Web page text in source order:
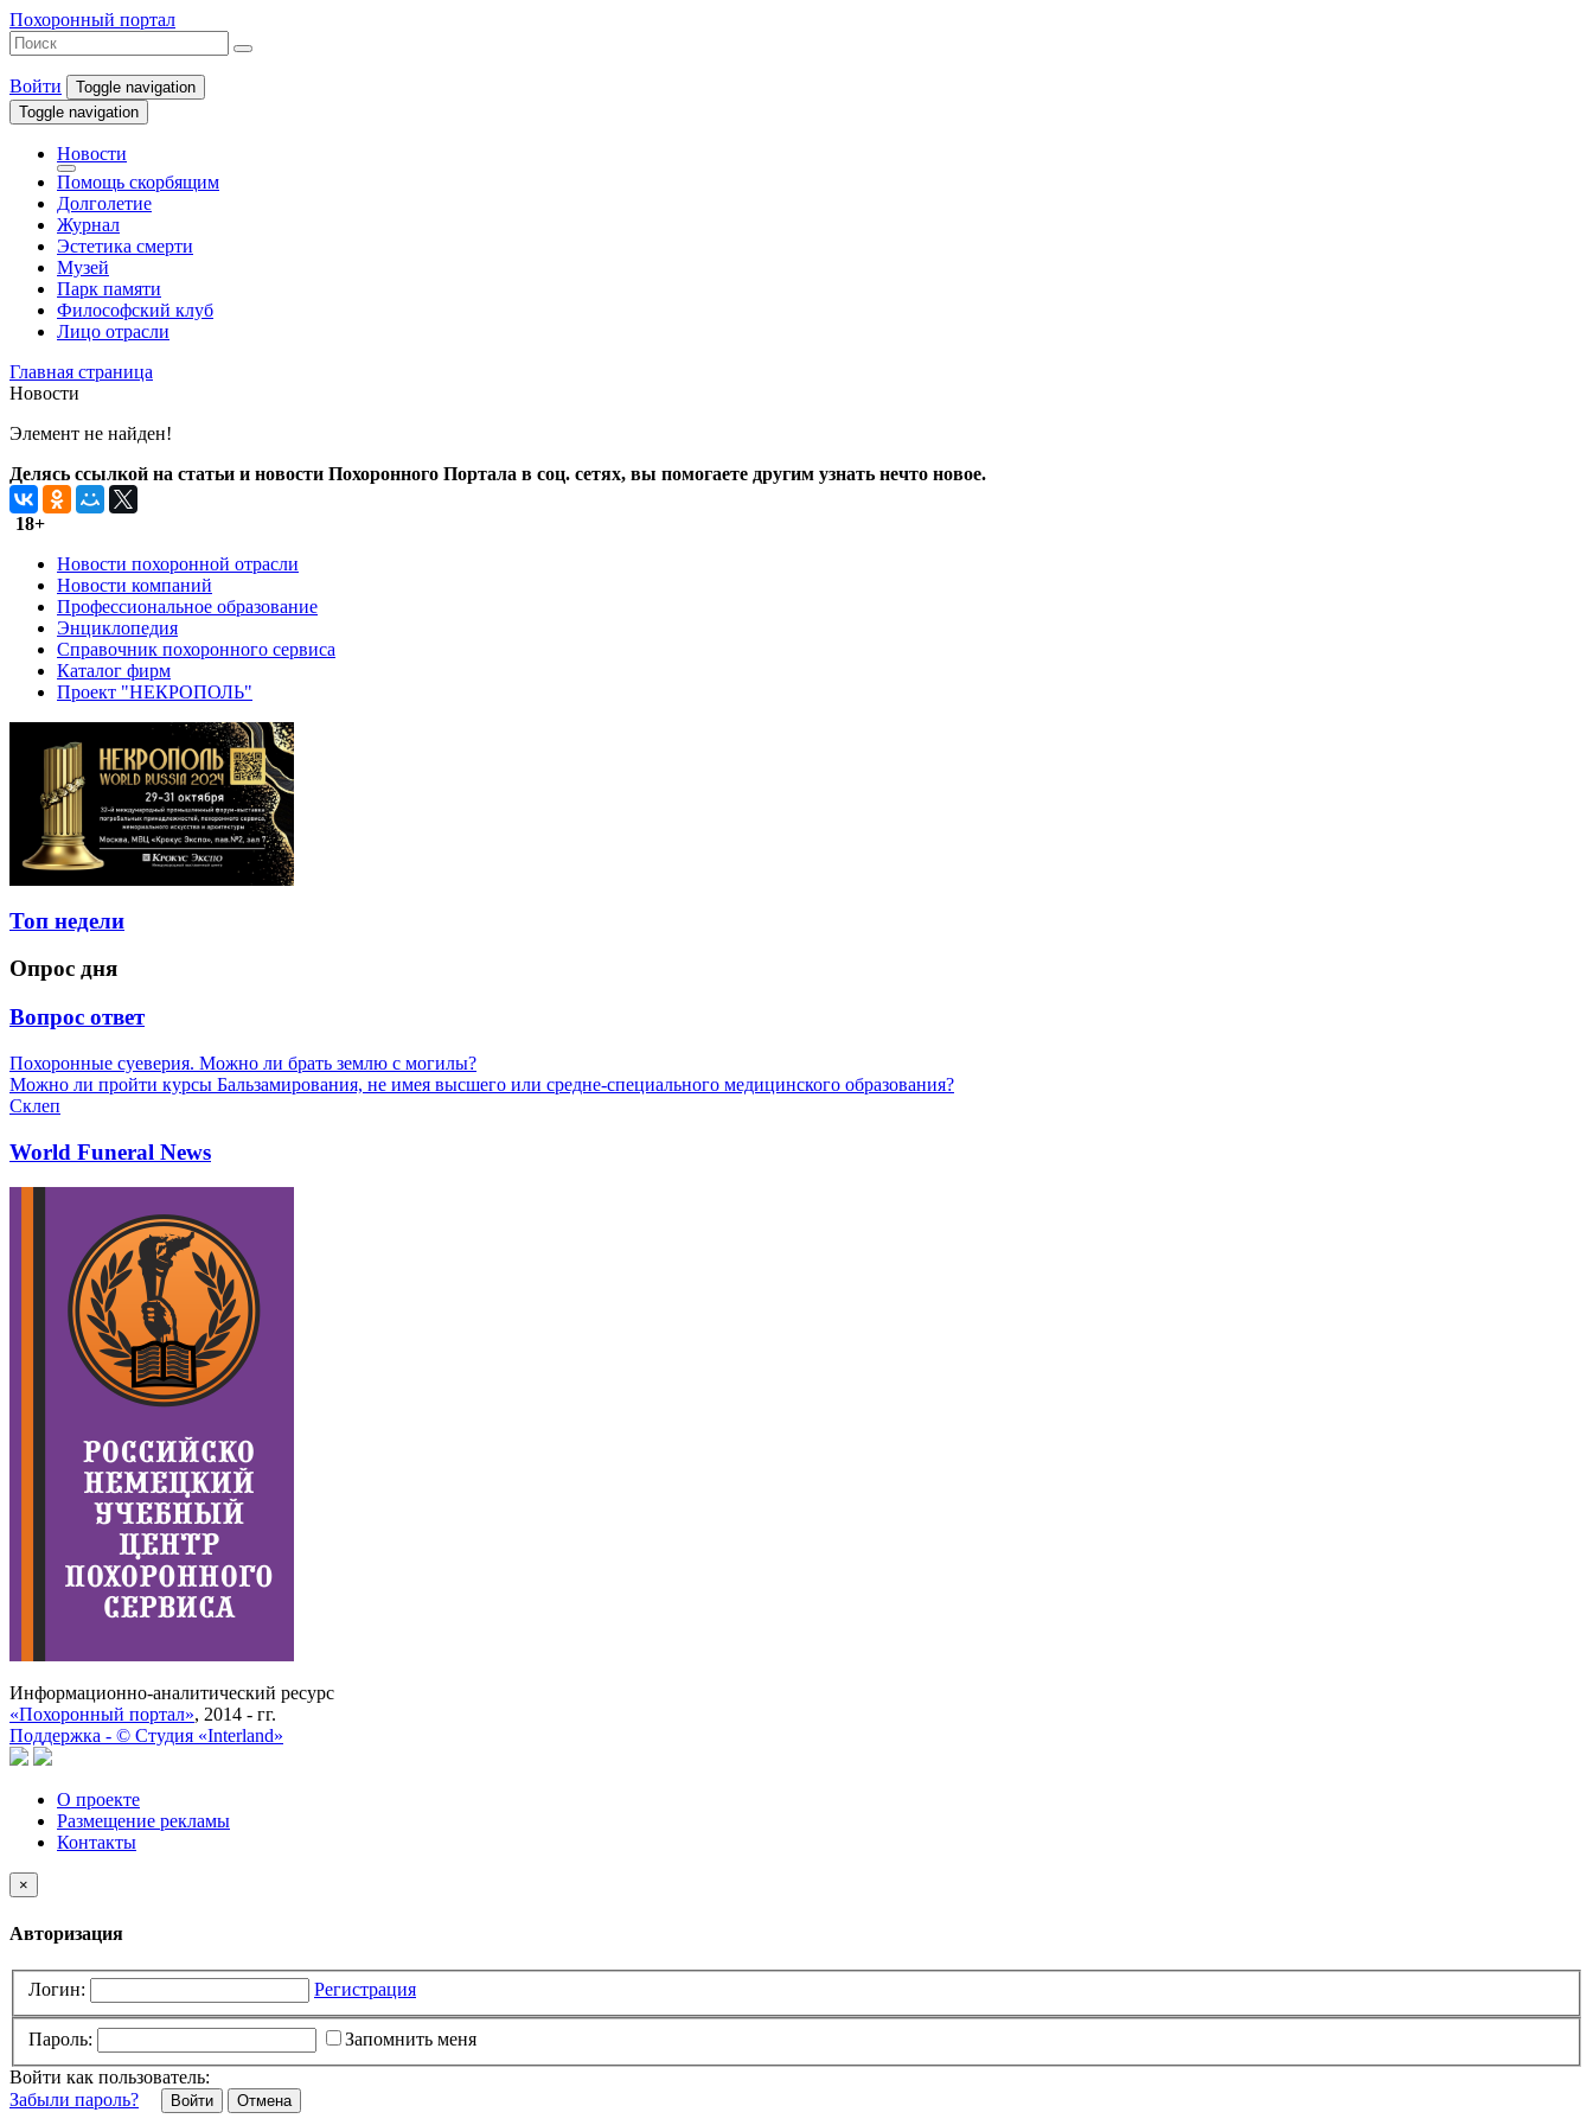
Похоронный портал
Войти
Toggle navigation
Toggle navigation
Новости
Помощь скорбящим
Долголетие
Журнал
Эстетика смерти
Музей
Парк памяти
Философский клуб
Лицо отрасли
Главная страница
Новости
Элемент не найден!
Делясь ссылкой на статьи и новости Похоронного Портала в соц. сетях, вы помогаете другим узнать нечто новое.
18+
Новости похоронной отрасли
Новости компаний
Профессиональное образование
Энциклопедия
Справочник похоронного сервиса
Каталог фирм
Проект "НЕКРОПОЛЬ"
Топ недели
Опрос дня
Вопрос ответ
Похоронные суеверия. Можно ли брать землю с могилы?
Можно ли пройти курсы Бальзамирования, не имея высшего или средне-специального медицинского образования?
Склеп
World Funeral News
Информационно-аналитический ресурс
«Похоронный портал», 2014 - гг.
Поддержка - © Cтудия «Interland»
О проекте
Размещение рекламы
Контакты
×
Авторизация
Логин: Регистрация
Пароль:
Запомнить меня
Войти как пользователь:
Забыли пароль?
Отмена